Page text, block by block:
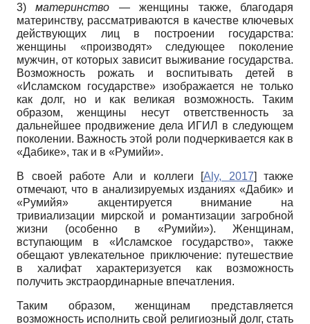
3)материнство — женщины также, благодаря
материнству, рассматриваются в качестве ключевых
действующих лиц в построении государства:
женщины «производят» следующее поколение
мужчин, от которых зависит выживание государства.
Возможность рожать и воспитывать детей в
«Исламском государстве» изображается не только
как долг, но и как великая возможность. Таким
образом, женщины несут ответственность за
дальнейшее продвижение дела ИГИЛ в следующем
поколении. Важность этой роли подчеркивается как в
«Дабике», так и в «Румийи».
В своей работе Али и коллеги [Aly, 2017] также
отмечают, что в анализируемых изданиях «Дабик» и
«Румийя» акцентируется внимание на
тривиализации мирской и романтизации загробной
жизни (особенно в «Румийи»). Женщинам,
вступающим в «Исламское государство», также
обещают увлекательное приключение: путешествие
в халифат характеризуется как возможность
получить экстраординарные впечатления.
Таким образом, женщинам представляется
возможность исполнить свой религиозный долг, стать